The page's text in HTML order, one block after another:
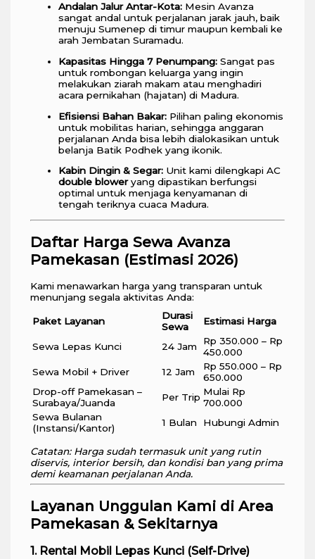
Andalan Jalur Antar-Kota:Mesin Avanza
sangat andal untuk perjalanan jarak jauh, baik
menuju Sumenep di timur maupun kembali ke
arah Jembatan Suramadu.
Kapasitas Hingga 7 Penumpang:Sangat pas
untuk rombongan keluarga yang ingin
melakukan ziarah makam atau menghadiri
acara pernikahan (hajatan) di Madura.
Efisiensi Bahan Bakar:Pilihan paling ekonomis
untuk mobilitas harian, sehingga anggaran
perjalanan Anda bisa lebih dialokasikan untuk
belanja Batik Podhek yang ikonik.
Kabin Dingin & Segar:Unit kami dilengkapi AC
double bloweryang dipastikan berfungsi
optimal untuk menjaga kenyamanan di
tengah teriknya cuaca Madura.
Daftar Harga Sewa Avanza
Pamekasan (Estimasi 2026)
Kami menawarkan harga yang transparan untuk
menunjang segala aktivitas Anda:
Paket Layanan
Durasi
Sewa
Estimasi Harga
Sewa Lepas Kunci 24 Jam
Rp 350.000 – Rp
450.000
Sewa Mobil + Driver
12 Jam
Rp 550.000 – Rp
650.000
Drop-off Pamekasan –
Surabaya/Juanda
Per Trip Mulai Rp
700.000
Sewa Bulanan
(Instansi/Kantor)
1 Bulan Hubungi Admin
Catatan: Harga sudah termasuk unit yang rutin
diservis, interior bersih, dan kondisi ban yang prima
demi keamanan perjalanan Anda.
Layanan Unggulan Kami di Area
Pamekasan & Sekitarnya
1. Rental Mobil Lepas Kunci (Self-Drive)